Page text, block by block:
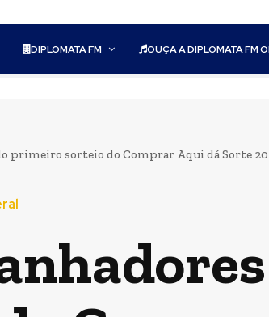
DIPLOMATA FM OUÇA A DIPLOMATA FM
primeiro sorteio do Comprar Aqui dá Sorte